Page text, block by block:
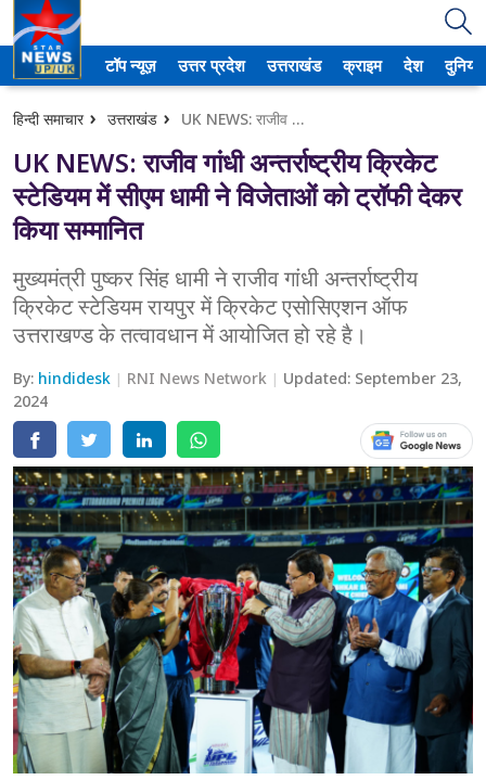
टॉप न्यूज़ उत्तर प्रदेश उत्तराखंड क्राइम देश दुनिया
हिन्दी समाचार उत्तराखंड UK NEWS: राजीव गांधी अन्तर्राष्ट्रीय क्रिकेट स्टेडियम में सीएम धामी ने विजेताओं को ट्रॉफी देकर किया सम्मानित
UK NEWS: राजीव गांधी अन्तर्राष्ट्रीय क्रिकेट
स्टेडियम में सीएम धामी ने विजेताओं को ट्रॉफी देकर
किया सम्मानित
मुख्यमंत्री पुष्कर सिंह धामी ने राजीव गांधी अन्तर्राष्ट्रीय
क्रिकेट स्टेडियम रायपुर में क्रिकेट एसोसिएशन ऑफ
उत्तराखण्ड के तत्वावधान में आयोजित हो रहे है।
By: hindidesk RNI News Network Updated: September 23,
2024
उत्तर प्रदेश
आगरा
कानपुर
प्रयागराज
मेरठ
लखनऊ
उत्तराखंड
अल्मोड़ा
चंपावत
चमोली
देहरादून
नैनीताल
बागेश्वर
हरिद्वार